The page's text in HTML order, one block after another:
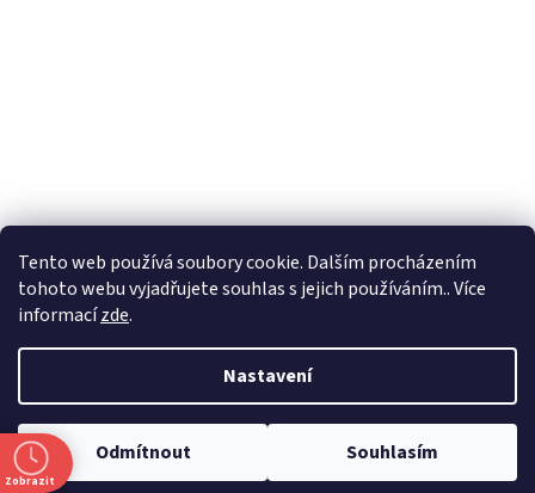
Tento web používá soubory cookie. Dalším procházením
tohoto webu vyjadřujete souhlas s jejich používáním.. Více
informacízde.
Nastavení
Odmítnout Souhlasím
Vytvořil Shoptet
Copyright 2026Zlatnictví Masaříkovi. Všechna práva vyhrazena.
Upravit nastavení cookies
Zobrazit